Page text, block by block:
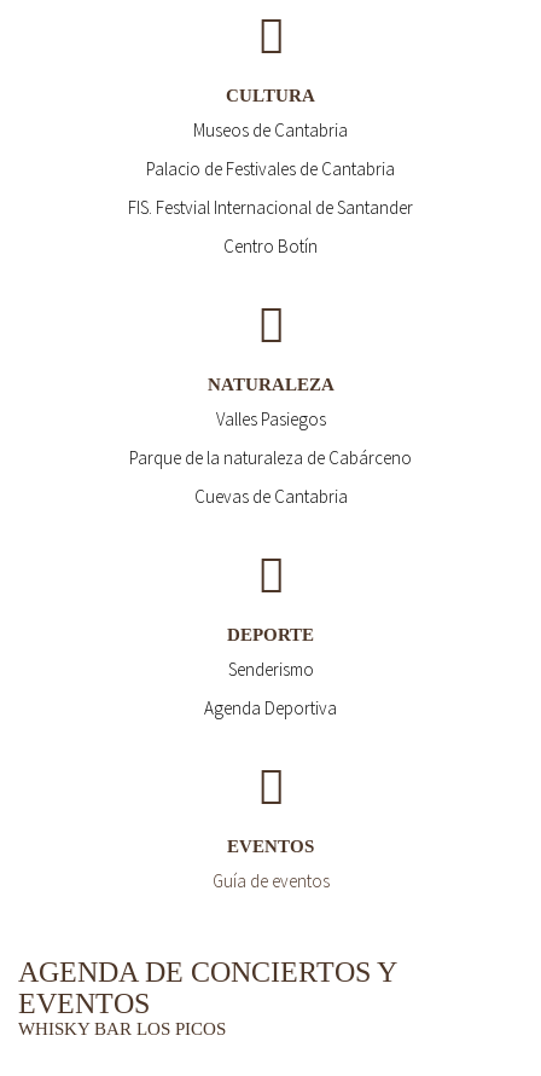
CULTURA
Museos de Cantabria
Palacio de Festivales de Cantabria
FIS. Festvial Internacional de Santander
Centro Botín
NATURALEZA
Valles Pasiegos
Parque de la naturaleza de Cabárceno
Cuevas de Cantabria
DEPORTE
Senderismo
Agenda Deportiva
EVENTOS
Guía de eventos
AGENDA DE CONCIERTOS Y
EVENTOS
WHISKY BAR LOS PICOS